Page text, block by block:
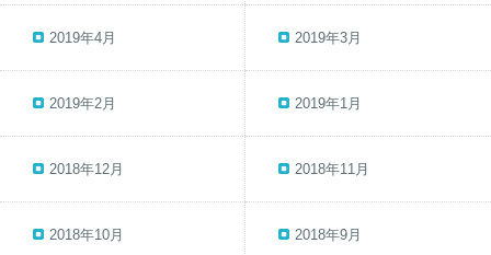
2019年4月 2019年3月
2019年2月 2019年1月
2018年12月 2018年11月
2018年10月 2018年9月